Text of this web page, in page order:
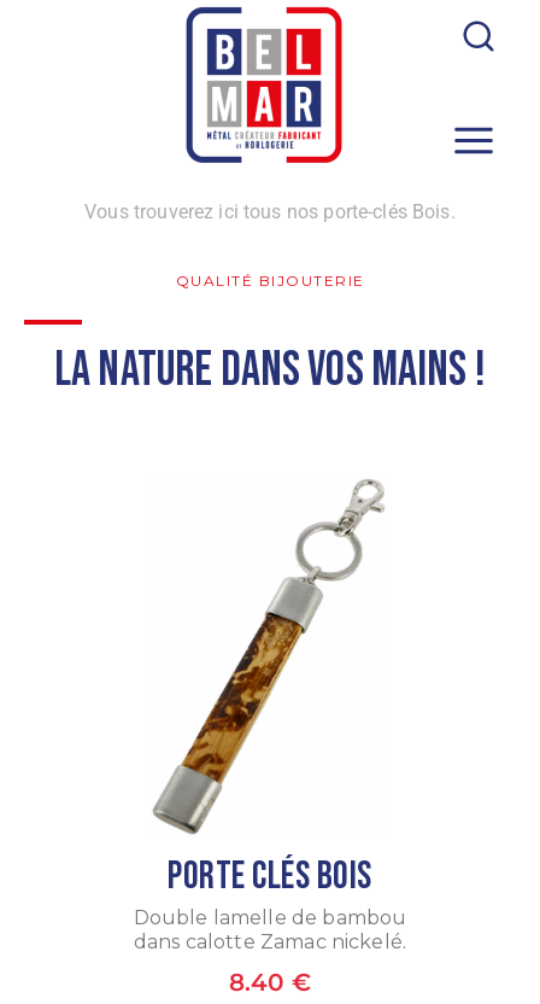
Vous trouverez ici tous nos porte-clés Bois.
QUALITÉ BIJOUTERIE
La nature dans vos mains !
Porte Clés Bois
Double lamelle de bambou
dans calotte Zamac nickelé.
8.40 €